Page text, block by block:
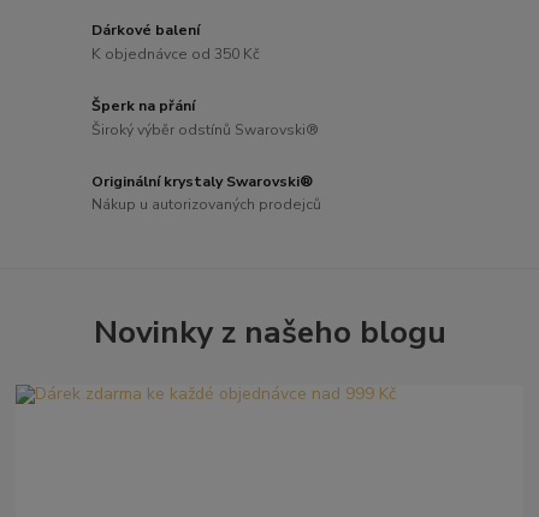
Dárkové balení
K objednávce od 350 Kč
Šperk na přání
Široký výběr odstínů Swarovski®
Originální krystaly Swarovski®
Nákup u autorizovaných prodejců
Novinky z našeho blogu